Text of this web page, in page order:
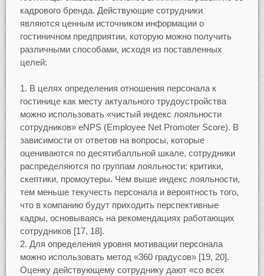
кадрового бренда. Действующие сотрудники
являются ценным источником информации о
гостиничном предприятии, которую можно получить
различными способами, исходя из поставленных
целей:
В целях определения отношения персонала к
гостинице как месту актуального трудоустройства
можно использовать «чистый индекс лояльности
сотрудников» eNPS (Employee Net Promoter Score). В
зависимости от ответов на вопросы, которые
оцениваются по десятибалльной шкале, сотрудники
распределяются по группам лояльности: критики,
скептики, промоутеры. Чем выше индекс лояльности,
тем меньше текучесть персонала и вероятность того,
что в компанию будут приходить перспективные
кадры, основываясь на рекомендациях работающих
сотрудников [17, 18].
Для определения уровня мотивации персонала
можно использовать метод «360 градусов» [19, 20].
Оценку действующему сотруднику дают «со всех